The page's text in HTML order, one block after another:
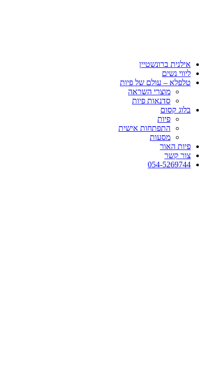
אילנית ברונשטיין
ליווי נשים
טלפלא – עולם של פיות
מוצרי השראה
סדנאות פיות
בלוג קסום
פיות
התפתחות אישית
מסעות
פיות האור
צור קשר
054-5269744